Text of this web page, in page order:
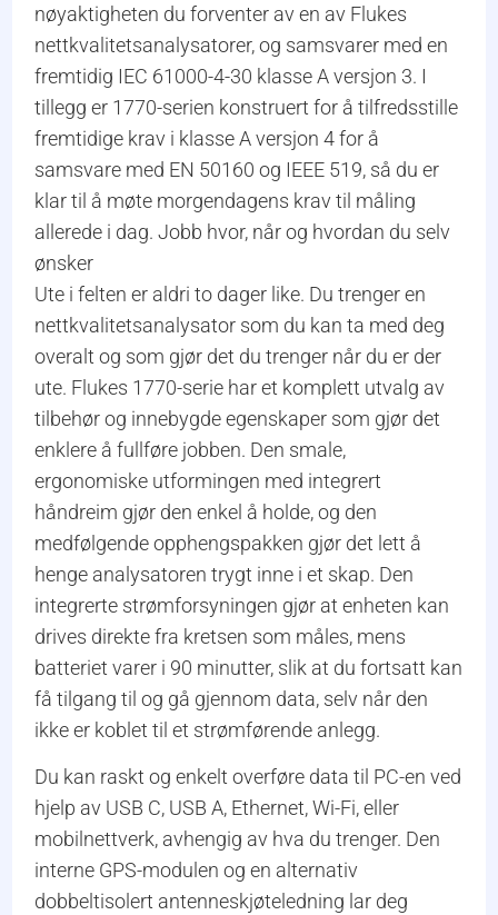
nøyaktigheten du forventer av en av Flukes
nettkvalitetsanalysatorer, og samsvarer med en
fremtidig IEC 61000-4-30 klasse A versjon 3. I
tillegg er 1770-serien konstruert for å tilfredsstille
fremtidige krav i klasse A versjon 4 for å
samsvare med EN 50160 og IEEE 519, så du er
klar til å møte morgendagens krav til måling
allerede i dag. Jobb hvor, når og hvordan du selv
ønsker
Ute i felten er aldri to dager like. Du trenger en
nettkvalitetsanalysator som du kan ta med deg
overalt og som gjør det du trenger når du er der
ute. Flukes 1770-serie har et komplett utvalg av
tilbehør og innebygde egenskaper som gjør det
enklere å fullføre jobben. Den smale,
ergonomiske utformingen med integrert
håndreim gjør den enkel å holde, og den
medfølgende opphengspakken gjør det lett å
henge analysatoren trygt inne i et skap. Den
integrerte strømforsyningen gjør at enheten kan
drives direkte fra kretsen som måles, mens
batteriet varer i 90 minutter, slik at du fortsatt kan
få tilgang til og gå gjennom data, selv når den
ikke er koblet til et strømførende anlegg.
Du kan raskt og enkelt overføre data til PC-en ved
hjelp av USB C, USB A, Ethernet, Wi-Fi, eller
mobilnettverk, avhengig av hva du trenger. Den
interne GPS-modulen og en alternativ
dobbeltisolert antenneskjøteledning lar deg